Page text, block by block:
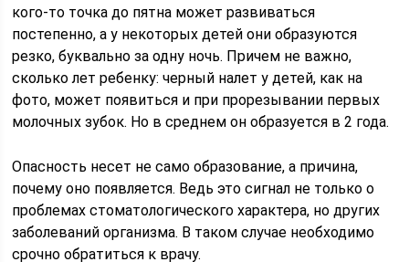
кого-то точка до пятна может развиваться
постепенно, а у некоторых детей они образуются
резко, буквально за одну ночь. Причем не важно,
сколько лет ребенку: черный налет у детей, как на
фото, может появиться и при прорезывании первых
молочных зубок. Но в среднем он образуется в 2 года.
Опасность несет не само образование, а причина,
почему оно появляется. Ведь это сигнал не только о
проблемах стоматологического характера, но других
заболеваний организма. В таком случае необходимо
срочно обратиться к врачу.